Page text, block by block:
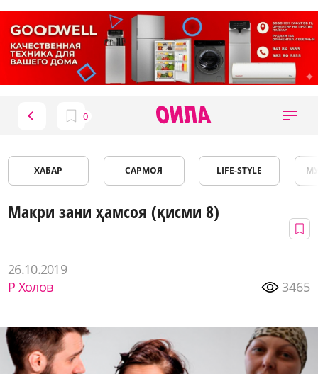
ХАБАР САРМОЯ LIFE-STYLE
Макри зани ҳамсоя (қисми 8)
26.10.2019
Р Холов
3465